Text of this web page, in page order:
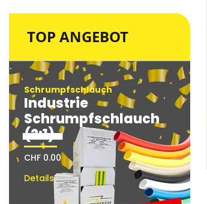
TOP ANGEBOT
Schrumpfschlauch
Industrie
Schrumpfschlauch
(2:1)
CHF 0.00
Details